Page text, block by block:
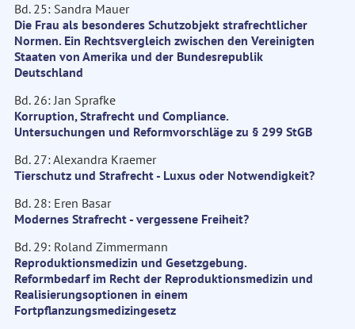
Bd. 25: Sandra Mauer
Die Frau als besonderes Schutzobjekt strafrechtlicher
Normen. Ein Rechtsvergleich zwischen den Vereinigten
Staaten von Amerika und der Bundesrepublik
Deutschland
Bd. 26: Jan Sprafke
Korruption, Strafrecht und Compliance.
Untersuchungen und Reformvorschläge zu § 299 StGB
Bd. 27: Alexandra Kraemer
Tierschutz und Strafrecht - Luxus oder Notwendigkeit?
Bd. 28: Eren Basar
Modernes Strafrecht - vergessene Freiheit?
Bd. 29: Roland Zimmermann
Reproduktionsmedizin und Gesetzgebung.
Reformbedarf im Recht der Reproduktionsmedizin und
Realisierungsoptionen in einem
Fortpflanzungsmedizingesetz